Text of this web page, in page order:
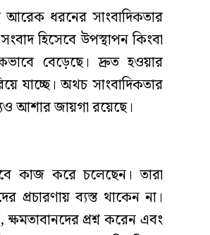
ধরনের সাংবাদিকতার
হিসেবে উপস্থাপন কিংবা
বেড়েছে। দ্রুত হওয়ার
যাচ্ছে। অথচ সাংবাদিকতার
আশার জায়গা রয়েছে।
কাজ করে চলেছেন। তারা
ব্যস্ত থাকেন না।
প্রশ্ন করেন এবং